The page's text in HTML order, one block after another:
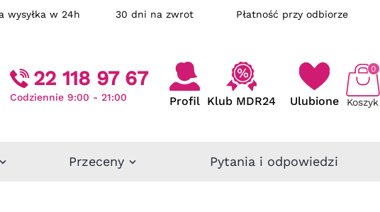
wysyłka w 24h 30 dni na zwrot Płatność przy odbiorze
22 118 97 67
Codziennie 9:00 - 21:00 Profil Klub MDR24 Ulubione Koszyk
0
Przeceny Pytania i odpowiedzi